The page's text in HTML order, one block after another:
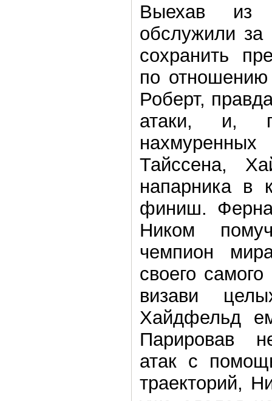
Выехав из
обслужили
сохранить
по
Роберт,
атаки, и,
Тайссена,
напарника в
финиш.
Ником
чемпион
своего
визави
Хайдфельд
Парировав
атак с
траекторий,